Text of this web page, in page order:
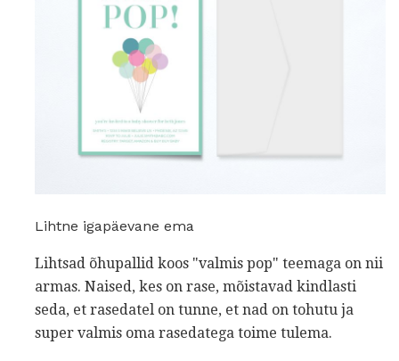
Lihtne igapäevane ema
Lihtsad õhupallid koos "valmis pop" teemaga on nii
armas. Naised, kes on rase, mõistavad kindlasti
seda, et rasedatel on tunne, et nad on tohutu ja
super valmis oma rasedatega toime tulema.